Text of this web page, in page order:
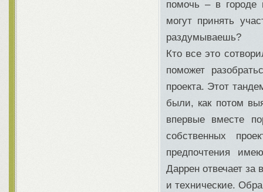
помочь – в городе
могут принять
раздумываешь?
Кто все это
поможет
проекта. Этот
были, как потом
впервые вместе
собственных
предпочтения
Даррен отвечает за
и технические.